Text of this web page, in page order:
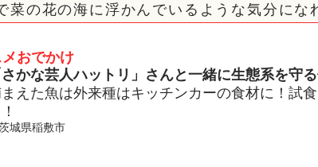
菜の花の海に浮かんでいるような気分にな
おでかけ
さかな芸人ハットリ」さんと一緒に生態系を守
えた魚は外来種はキッチンカーの食材に！試
城県稲敷市